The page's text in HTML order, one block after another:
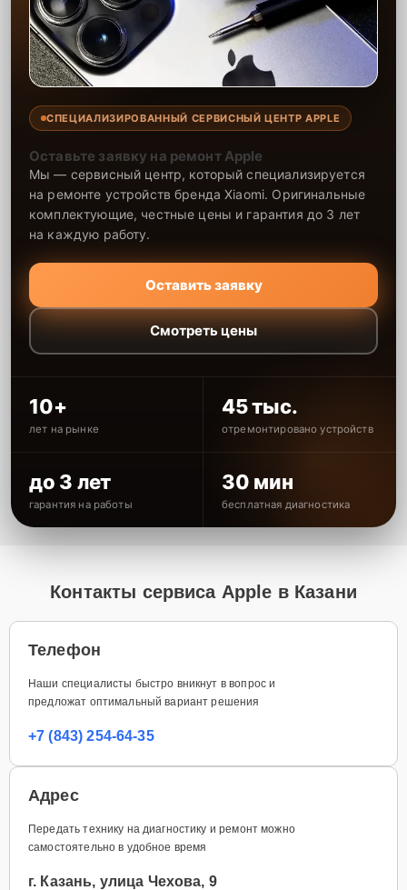
СПЕЦИАЛИЗИРОВАННЫЙ СЕРВИСНЫЙ ЦЕНТР APPLE
Оставьте заявку на ремонт Apple
Мы — сервисный центр, который специализируется
на ремонте устройств бренда Xiaomi. Оригинальные
комплектующие, честные цены и гарантия до 3 лет
на каждую работу.
Оставить заявку
Смотреть цены
10+
лет на рынке
45 тыс.
отремонтировано устройств
до 3 лет
гарантия на работы
30 мин
бесплатная диагностика
Контакты сервиса Apple в Казани
Телефон
Наши специалисты быстро вникнут в вопрос и
предложат оптимальный вариант решения
+7 (843) 254-64-35
Адрес
Передать технику на диагностику и ремонт можно
самостоятельно в удобное время
г. Казань, улица Чехова, 9